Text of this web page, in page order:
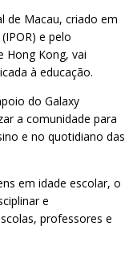
de Macau, criado em
e pelo
Hong Kong, vai
à educação.
do Galaxy
a comunidade para
e no quotidiano das
em idade escolar, o
e
professores e